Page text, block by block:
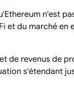
n'est
et du marché en
de revenus de
s'étendant